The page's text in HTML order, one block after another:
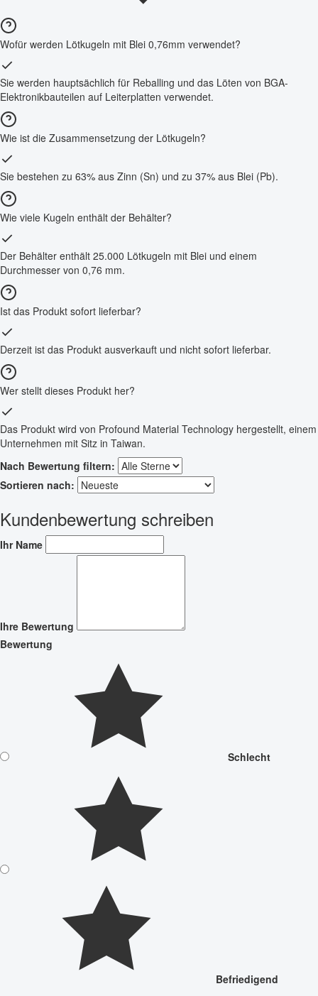
Wofür werden Lötkugeln mit Blei 0,76mm verwendet?
Sie werden hauptsächlich für Reballing und das Löten von BGA-
Elektronikbauteilen auf Leiterplatten verwendet.
Wie ist die Zusammensetzung der Lötkugeln?
Sie bestehen zu 63% aus Zinn (Sn) und zu 37% aus Blei (Pb).
Wie viele Kugeln enthält der Behälter?
Der Behälter enthält 25.000 Lötkugeln mit Blei und einem
Durchmesser von 0,76 mm.
Ist das Produkt sofort lieferbar?
Derzeit ist das Produkt ausverkauft und nicht sofort lieferbar.
Wer stellt dieses Produkt her?
Das Produkt wird von Profound Material Technology hergestellt, einem
Unternehmen mit Sitz in Taiwan.
Nach Bewertung filtern:
Sortieren nach:
Kundenbewertung schreiben
Ihr Name
Ihre Bewertung
Bewertung
Schlecht
Befriedigend